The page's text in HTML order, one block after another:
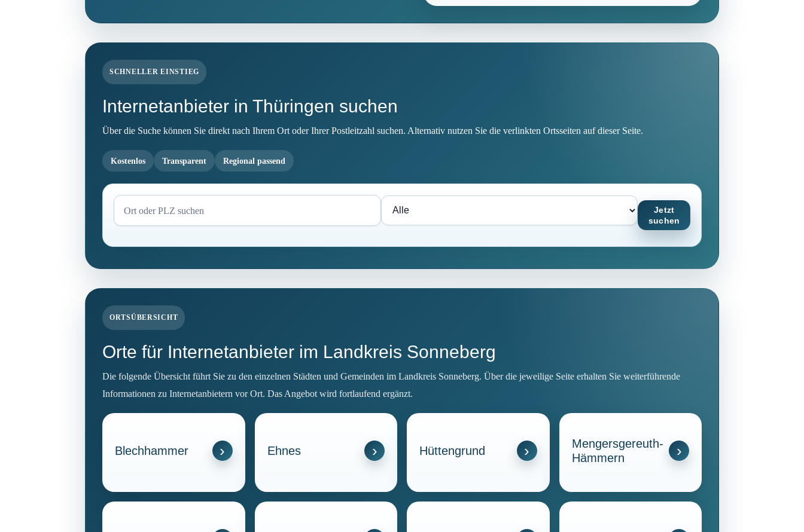
SCHNELLER EINSTIEG
Internetanbieter in Thüringen suchen
Über die Suche können Sie direkt nach Ihrem Ort oder Ihrer Postleitzahl suchen. Alternativ nutzen Sie die verlinkten Ortsseiten auf dieser Seite.
Kostenlos Transparent Regional passend
Jetzt
suchen
ORTSÜBERSICHT
Orte für Internetanbieter im Landkreis Sonneberg
Die folgende Übersicht führt Sie zu den einzelnen Städten und Gemeinden im Landkreis Sonneberg. Über die jeweilige Seite erhalten Sie weiterführende
Informationen zu Internetanbietern vor Ort. Das Angebot wird fortlaufend ergänzt.
Blechhammer Ehnes Hüttengrund
Mengersgereuth-
Hämmern